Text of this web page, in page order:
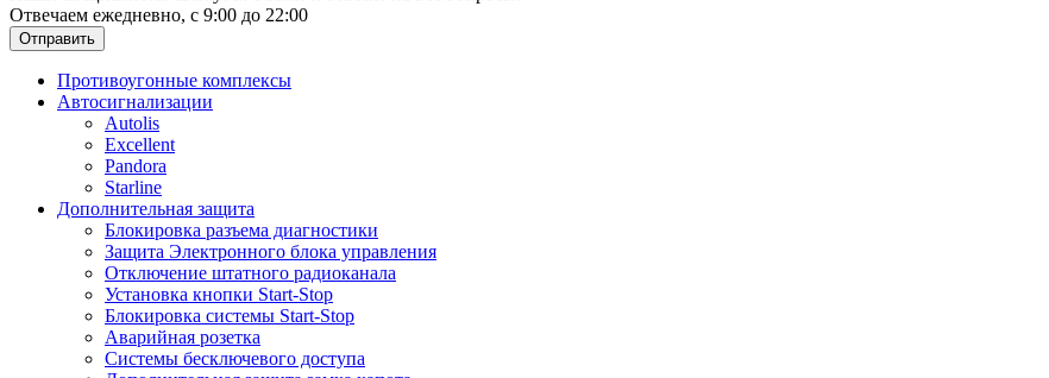
Отвечаем ежедневно, с 9:00 до 22:00
Отправить
Противоугонные комплексы
Автосигнализации
Autolis
Excellent
Pandora
Starline
Дополнительная защита
Блокировка разъема диагностики
Защита Электронного блока управления
Отключение штатного радиоканала
Установка кнопки Start-Stop
Блокировка системы Start-Stop
Аварийная розетка
Системы бесключевого доступа